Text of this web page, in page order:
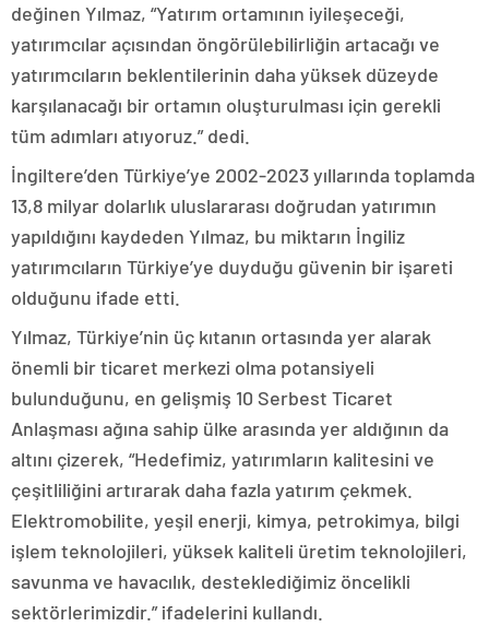
değinen Yılmaz, “Yatırım ortamının iyileşeceği,
yatırımcılar açısından öngörülebilirliğin artacağı ve
yatırımcıların beklentilerinin daha yüksek düzeyde
karşılanacağı bir ortamın oluşturulması için gerekli
tüm adımları atıyoruz.” dedi.
İngiltere’den Türkiye’ye 2002-2023 yıllarında toplamda
13,8 milyar dolarlık uluslararası doğrudan yatırımın
yapıldığını kaydeden Yılmaz, bu miktarın İngiliz
yatırımcıların Türkiye’ye duyduğu güvenin bir işareti
olduğunu ifade etti.
Yılmaz, Türkiye’nin üç kıtanın ortasında yer alarak
önemli bir ticaret merkezi olma potansiyeli
bulunduğunu, en gelişmiş 10 Serbest Ticaret
Anlaşması ağına sahip ülke arasında yer aldığının da
altını çizerek, “Hedefimiz, yatırımların kalitesini ve
çeşitliliğini artırarak daha fazla yatırım çekmek.
Elektromobilite, yeşil enerji, kimya, petrokimya, bilgi
işlem teknolojileri, yüksek kaliteli üretim teknolojileri,
savunma ve havacılık, desteklediğimiz öncelikli
sektörlerimizdir.” ifadelerini kullandı.